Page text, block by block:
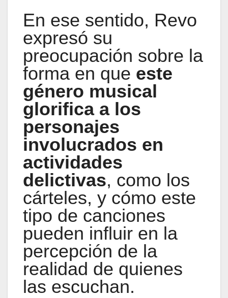
En ese sentido, Revo
expresó su
preocupación sobre la
forma en que este
género musical
glorifica a los
personajes
involucrados en
actividades
delictivas, como los
cárteles, y cómo este
tipo de canciones
pueden influir en la
percepción de la
realidad de quienes
las escuchan.